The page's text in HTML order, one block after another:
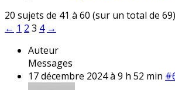
20 sujets de 41 à 60 (sur un total de 69)
← 1 2 3 4 →
Auteur
Messages
17 décembre 2024 à 9 h 52 min